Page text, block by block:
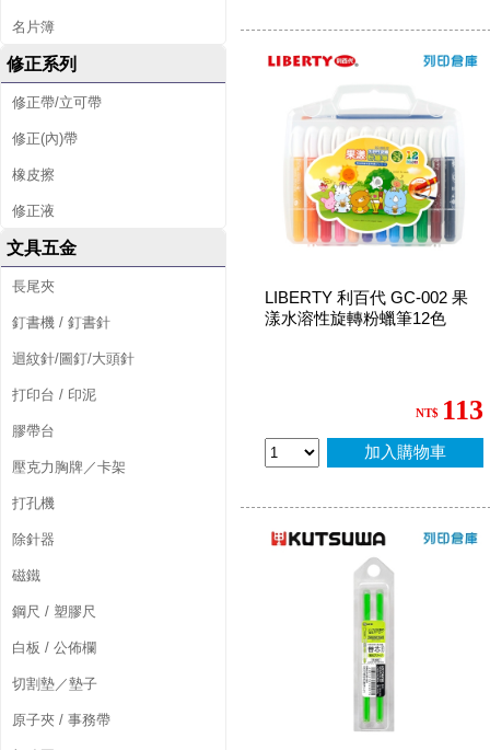
名片簿
修正系列
修正帶/立可帶
修正(內)帶
橡皮擦
修正液
文具五金
長尾夾
釘書機 / 釘書針
迴紋針/圖釘/大頭針
打印台 / 印泥
膠帶台
壓克力胸牌／卡架
打孔機
除針器
磁鐵
鋼尺 / 塑膠尺
白板 / 公佈欄
切割墊／墊子
原子夾 / 事務帶
LIBERTY 利百代 GC-002 果
漾水溶性旋轉粉蠟筆12色
NT$ 113
加入購物車